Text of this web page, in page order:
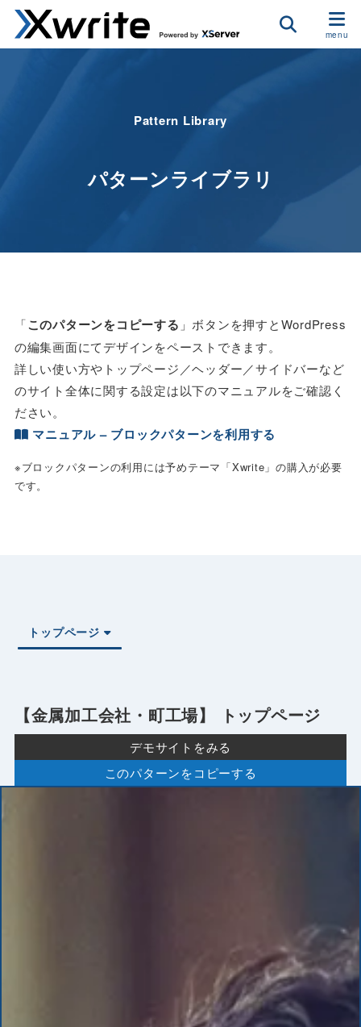
Pattern Library
パターンライブラリ
「このパターンをコピーする 」ボタンを押すとWordPress
の編集画面にてデザインをペーストできます。
詳しい使い方やトップページ／ヘッダー／サイドバーなど
のサイト全体に関する設定は以下のマニュアルをご確認く
ださい。
マニュアル – ブロックパターンを利用する
※ブロックパターンの利用には予めテーマ「Xwrite」の購入が必要
です。
トップページ
【金属加工会社・町工場】 トップページ
デモサイトをみる
このパターンをコピーする